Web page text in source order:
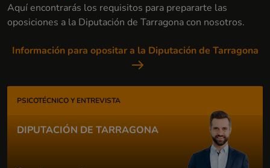
Aquí encontrarás los requisitos para prepararte las
oposiciones a la Diputación de Tarragona con nosotros.
Información para opositar a la Diputación de Tarragona
PSICOTÉCNICO Y ENTREVISTA
DIPUTACIÓN DE TARRAGONA